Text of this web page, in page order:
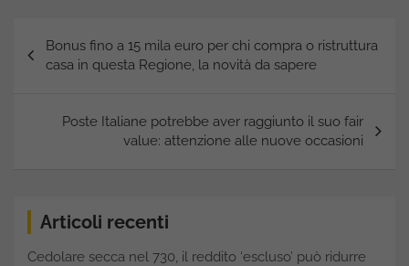
articoli
Bonus fino a 15 mila euro per chi compra o ristruttura
casa in questa Regione, la novità da sapere
Poste Italiane potrebbe aver raggiunto il suo fair
value: attenzione alle nuove occasioni
Articoli recenti
Cedolare secca nel 730, il reddito ‘escluso’ può ridurre